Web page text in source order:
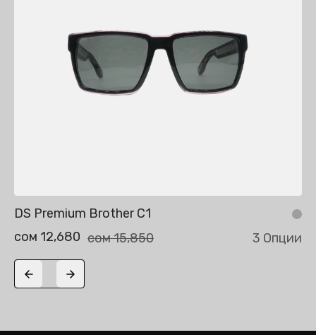
DS Premium Brother C1
сом 12,680 сом 15,850 3 Опции
Previous slide
Next slide